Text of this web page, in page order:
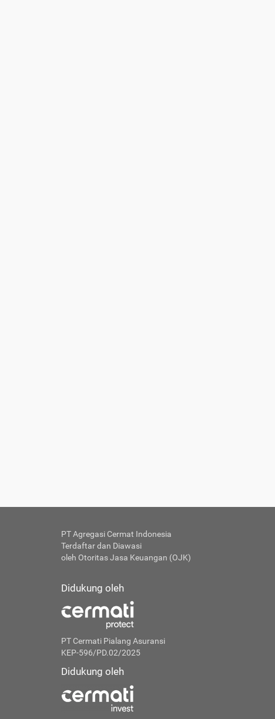
PT Agregasi Cermat Indonesia
Terdaftar dan Diawasi
oleh Otoritas Jasa Keuangan (OJK)
Didukung oleh
PT Cermati Pialang Asuransi
KEP-596/PD.02/2025
Didukung oleh